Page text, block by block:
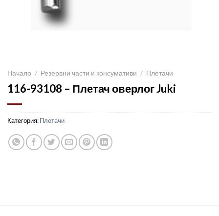
Начало / Резервни части и консумативи / Плетачи
116-93108 – Плетач оверлог Juki
Категория:Плетачи